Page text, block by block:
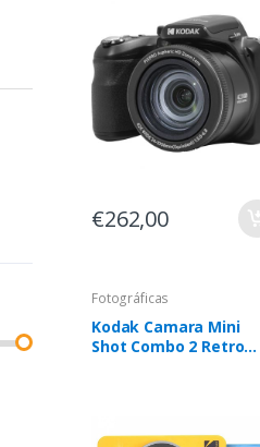
€262,00
Fotográficas
Kodak Camara Mini
Shot Combo 2 Retro